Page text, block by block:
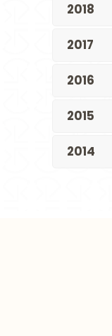
2018
2017
2016
2015
2014